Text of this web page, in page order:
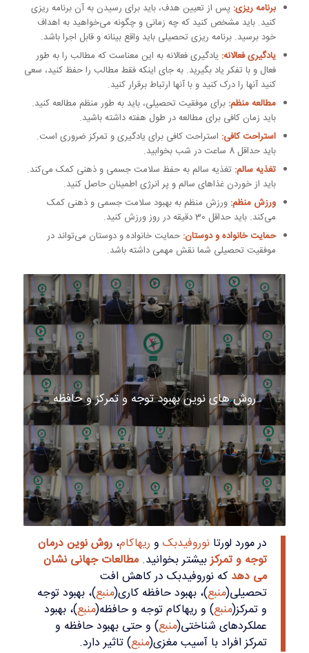
برنامه ریزی: پس از تعیین هدف، باید برای رسیدن به آن برنامه ریزی
کنید. باید مشخص کنید که چه زمانی و چگونه می‌خواهید به اهداف
خود برسید. برنامه ریزی تحصیلی باید واقع بینانه و قابل اجرا باشد.
یادگیری فعالانه: یادگیری فعالانه به این معناست که مطالب را به طور
فعال و با تفکر یاد بگیرید. به جای اینکه فقط مطالب را حفظ کنید، سعی
کنید آنها را درک کنید و با آنها ارتباط برقرار کنید.
مطالعه منظم: برای موفقیت تحصیلی، باید به طور منظم مطالعه کنید.
باید زمان کافی برای مطالعه در طول هفته داشته باشید.
استراحت کافی: استراحت کافی برای یادگیری و تمرکز ضروری است.
باید حداقل 8 ساعت در شب بخوابید.
تغذیه سالم: تغذیه سالم به حفظ سلامت جسمی و ذهنی کمک می‌کند.
باید از خوردن غذاهای سالم و پر انرژی اطمینان حاصل کنید.
ورزش منظم: ورزش منظم به بهبود سلامت جسمی و ذهنی کمک
می‌کند. باید حداقل 30 دقیقه در روز ورزش کنید.
حمایت خانواده و دوستان: حمایت خانواده و دوستان می‌تواند در
موفقیت تحصیلی شما نقش مهمی داشته باشد.
روش های نوین بهبود توجه و تمرکز و حافظه
در مورد لورتا نوروفیدبکو ریهاکام، روش نوین درمان
توجه و تمرکزبیشتر بخوانید. مطالعات جهانی نشان
می دهد که نوروفیدبک در کاهش افت
تحصیلی(منبع)، بهبود حافظه کاری(منبع)، بهبود توجه
و تمرکز(منبع) و ریهاکام توجه و حافظه(منبع)، بهبود
عملکردهای شناختی(منبع) و حتی بهبود حافظه و
تمرکز افراد با آسیب مغزی(منبع) تاثیر دارد.